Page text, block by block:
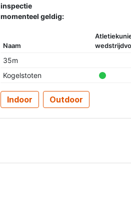
inspectie
momenteel geldig:
Naam
35m
Kogelstoten
Indoor Outdoor